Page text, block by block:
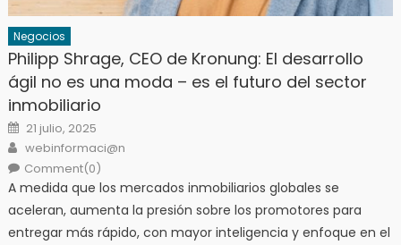
Negocios
Philipp Shrage, CEO de Kronung: El desarrollo
ágil no es una moda – es el futuro del sector
inmobiliario
Posted
on
21 julio, 2025
Author
webinformaci@n
Comment(0)
A medida que los mercados inmobiliarios globales se
aceleran, aumenta la presión sobre los promotores para
entregar más rápido, con mayor inteligencia y enfoque en el